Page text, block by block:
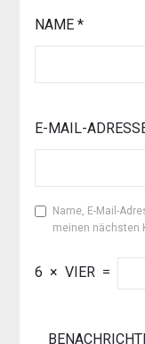
NAME *
E-MAIL-
Name, E-Mail-
meinen nächsten
6 × VIER =